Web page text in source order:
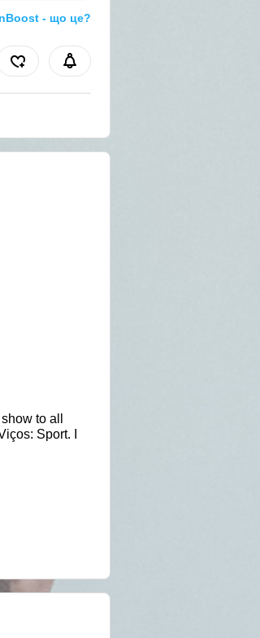
- що це?
to all
Sport. I